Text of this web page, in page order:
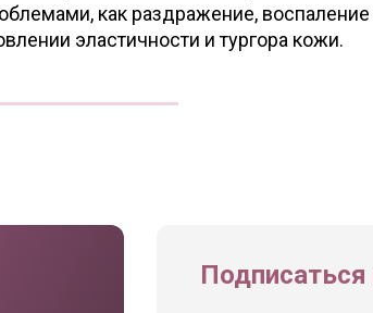
как раздражение,
эластичности и тургора кожи.